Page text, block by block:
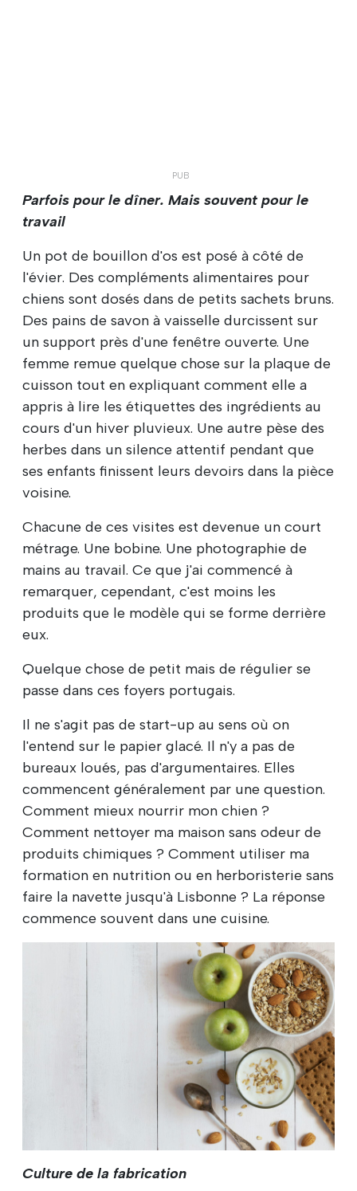
Parfois pour le dîner. Mais souvent pour le
travail
Un pot de bouillon d'os est posé à côté de
l'évier. Des compléments alimentaires pour
chiens sont dosés dans de petits sachets bruns.
Des pains de savon à vaisselle durcissent sur
un support près d'une fenêtre ouverte. Une
femme remue quelque chose sur la plaque de
cuisson tout en expliquant comment elle a
appris à lire les étiquettes des ingrédients au
cours d'un hiver pluvieux. Une autre pèse des
herbes dans un silence attentif pendant que
ses enfants finissent leurs devoirs dans la pièce
voisine.
Chacune de ces visites est devenue un court
métrage. Une bobine. Une photographie de
mains au travail. Ce que j'ai commencé à
remarquer, cependant, c'est moins les
produits que le modèle qui se forme derrière
eux.
Quelque chose de petit mais de régulier se
passe dans ces foyers portugais.
Il ne s'agit pas de start-up au sens où on
l'entend sur le papier glacé. Il n'y a pas de
bureaux loués, pas d'argumentaires. Elles
commencent généralement par une question.
Comment mieux nourrir mon chien ?
Comment nettoyer ma maison sans odeur de
produits chimiques ? Comment utiliser ma
formation en nutrition ou en herboristerie sans
faire la navette jusqu'à Lisbonne ? La réponse
commence souvent dans une cuisine.
Culture de la fabrication